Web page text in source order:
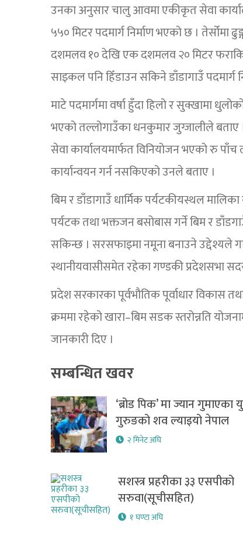
उनका अनुसार चालु आवमा एकीकृत सेवा
५५० मिटर पदमार्ग निर्माण भएको छ ।
दशमलव १० देखि एक दशमलव २० मिटर
साइकल पनि हिँडाउन सकिने डाँडागाउँ पदमार्ग
माटे पदमार्गमा वर्षा हुँदा हिलो र सुक्खामा
भएको तल्लोगाउँका धनकुमार जुग्जालीले बताए
सेवा कार्यालयमार्फत विनियोजन भएको रु
कार्यान्वयन गर्न नसकिएको उनले बताए ।
बिम र डाँडागाउँ धार्मिक पर्यटकीयस्थल
पर्यटक तथा भक्तजन बसोबास गर्ने बिम र
सकिन्छ । सरसफाइमा नमूना बनाउने उद्देश्यले
स्थानीयवासीसमेत रहेका गण्डकी प्रदेशसभा
प्रदेश सरकारका पूर्वभौतिक पूर्वाधार विकास
क्रममा रहेको खारा–बिम सडक स्तरोन्नति
जानकारी दिए ।
सम्बन्धित खवर
‘ब्रोड पिक’ मा ज्यान गुमाएका
गुरुङको शव ल्याइयो नेपाल
२ मिनेट अघि
सशस्त्र प्रहरीका ३३ एसपीको
सरुवा(सूचीसहित)
१ घण्टा अघि